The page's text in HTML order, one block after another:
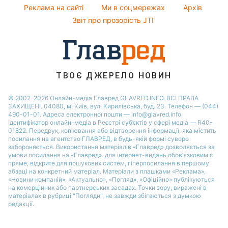
Потап
Новини Тернополя
Новини Черкаси
Новини Рівного
Усе про шоу-бізнес
Реклама на сайті
Ми в соцмережах
Архів
Звіт про прозорість JTI
ТВОЄ ДЖЕРЕЛО НОВИН
© 2002-2026 Онлайн-медіа Главред GLAVRED.INFO. ВСІ ПРАВА
ЗАХИЩЕНІ. 04080, м. Київ, вул. Кирилівська, буд. 23. Телефон — (044)
490-01-01. Адреса електронної пошти — info@glavred.info.
Ідентифікатор онлайн-медіа в Реєстрі суб’єктів у сфері медіа — R40-
01822. Передрук, копіювання або відтворення інформації, яка містить
посилання на агентство ГЛАВРЕД, в будь-якій формi суворо
забороняється. Використання матеріалів «Главред» дозволяється за
умови посилання на «Главред». для інтернет-видань обов’язковим є
пряме, відкрите для пошукових систем, гіперпосилання в першому
абзаці на конкретний матеріал. Матеріали з плашками «Реклама»,
«Новини компаній», «Актуально», «Погляд», «Офіційно» публікуються
на комерційних або партнерських засадах. Точки зору, виражені в
матеріалах в рубриці "Погляди", не завжди збігаються з думкою
редакції.